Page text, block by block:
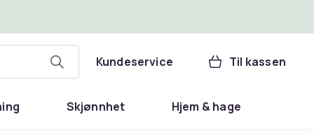
Kundeservice Til kassen
Skjønnhet Hjem & hage